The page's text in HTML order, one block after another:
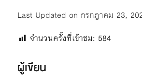
Last Updated on กรกฎาคม 23,
จำนวนครั้งที่เข้าชม: 584
ผู้เขียน